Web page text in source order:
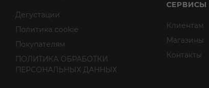
Дегустации
Политика cookie
Покупателям
ПОЛИТИКА ОБРАБОТКИ
ПЕРСОНАЛЬНЫХ ДАННЫХ
СЕРВИСЫ
Клиентам
Магазины
Контакты